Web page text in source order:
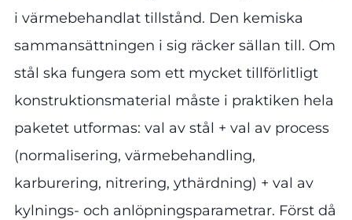
i värmebehandlat tillstånd. Den kemiska
sammansättningen i sig räcker sällan till. Om
stål ska fungera som ett mycket tillförlitligt
konstruktionsmaterial måste i praktiken hela
paketet utformas: val av stål + val av process
(normalisering, värmebehandling,
karburering, nitrering, ythärdning) + val av
kylnings- och anlöpningsparametrar. Först då